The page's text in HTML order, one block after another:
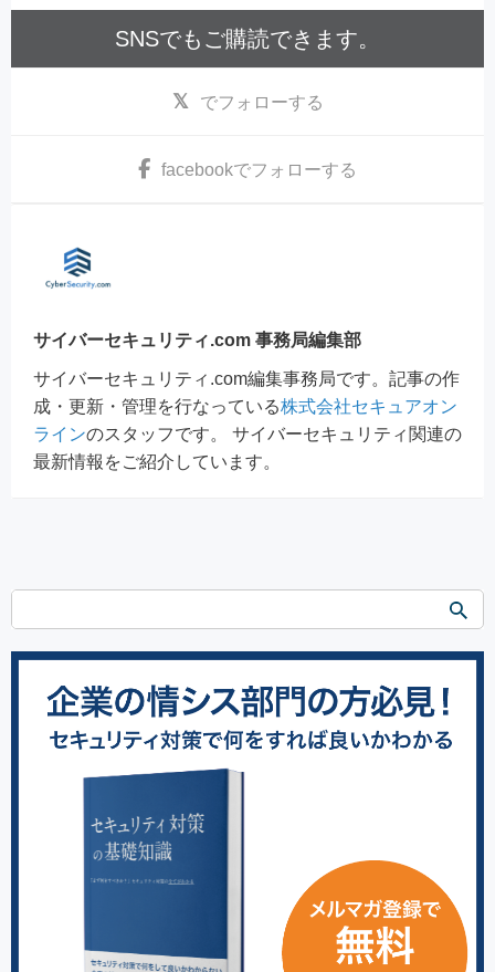
SNSでもご購読できます。
でフォローする
facebookでフォローする
サイバーセキュリティ.com 事務局編集部
サイバーセキュリティ.com編集事務局です。記事の作
成・更新・管理を行なっている株式会社セキュアオン
ラインのスタッフです。 サイバーセキュリティ関連の
最新情報をご紹介しています。